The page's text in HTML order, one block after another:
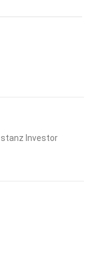
Investor